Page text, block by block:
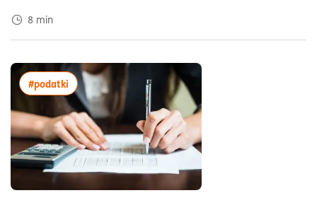
8 min
#podatki więcej artykułów z tagiem:#podatki